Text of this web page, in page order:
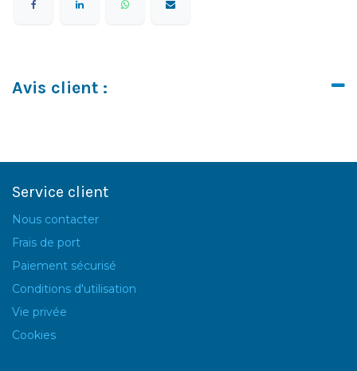
Avis client :
Service client
Nous contacter
Frais de port
Paiement sécurisé
Conditions d'utilisation
Vie privée
Cookies